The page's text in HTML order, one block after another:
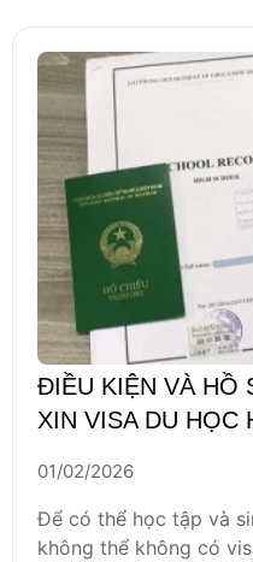
ĐIỀU KIỆN VÀ HỒ
XIN VISA DU HỌC
01/02/2026
Để có thể học tập và
không thể không có